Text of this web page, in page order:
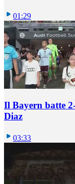
01:29
Il Bayern batte
Diaz
03:33